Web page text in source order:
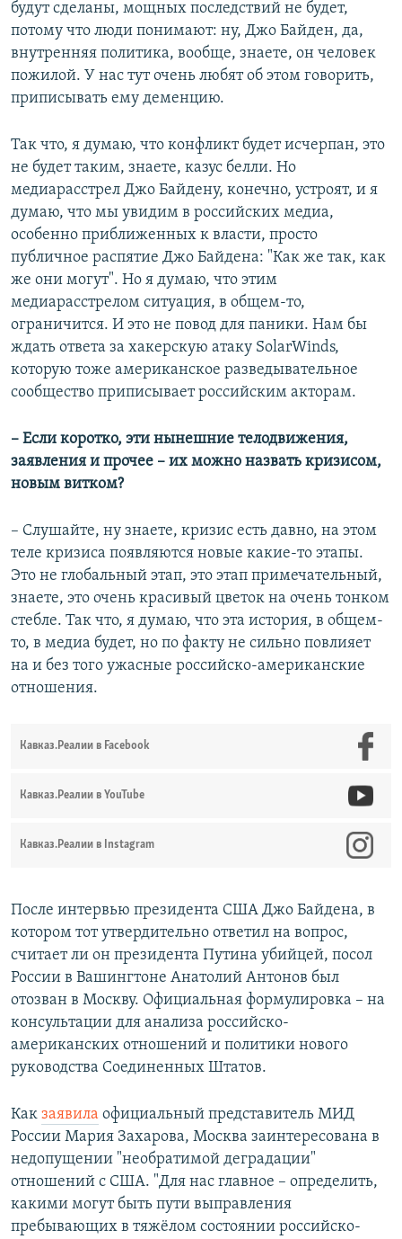
будут сделаны, мощных последствий не будет,
потому что люди понимают: ну, Джо Байден, да,
внутренняя политика, вообще, знаете, он человек
пожилой. У нас тут очень любят об этом говорить,
приписывать ему деменцию.
Так что, я думаю, что конфликт будет исчерпан, это
не будет таким, знаете, казус белли. Но
медиарасстрел Джо Байдену, конечно, устроят, и я
думаю, что мы увидим в российских медиа,
особенно приближенных к власти, просто
публичное распятие Джо Байдена: "Как же так, как
же они могут". Но я думаю, что этим
медиарасстрелом ситуация, в общем-то,
ограничится. И это не повод для паники. Нам бы
ждать ответа за хакерскую атаку SolarWinds,
которую тоже американское разведывательное
сообщество приписывает российским акторам.
– Если коротко, эти нынешние телодвижения,
заявления и прочее – их можно назвать кризисом,
новым витком?
– Слушайте, ну знаете, кризис есть давно, на этом
теле кризиса появляются новые какие-то этапы.
Это не глобальный этап, это этап примечательный,
знаете, это очень красивый цветок на очень тонком
стебле. Так что, я думаю, что эта история, в общем-
то, в медиа будет, но по факту не сильно повлияет
на и без того ужасные российско-американские
отношения.
Кавказ.Реалии в Facebook
Кавказ.Реалии в YouTube
Кавказ.Реалии в Instagram
После интервью президента США Джо Байдена, в
котором тот утвердительно ответил на вопрос,
считает ли он президента Путина убийцей, посол
России в Вашингтоне Анатолий Антонов был
отозван в Москву. Официальная формулировка – на
консультации для анализа российско-
американских отношений и политики нового
руководства Соединенных Штатов.
Как заявила официальный представитель МИД
России Мария Захарова, Москва заинтересована в
недопущении "необратимой деградации"
отношений с США. "Для нас главное – определить,
какими могут быть пути выправления
пребывающих в тяжёлом состоянии российско-